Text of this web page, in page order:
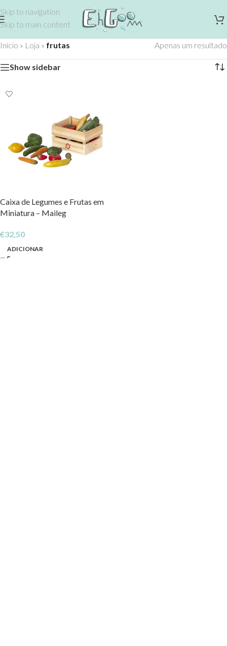
Skip to navigation
Skip to main content
Início » Loja » frutas Apenas um resultado
Show sidebar
Caixa de Legumes e Frutas em
Miniatura – Maileg
€32,50
ADICIONAR